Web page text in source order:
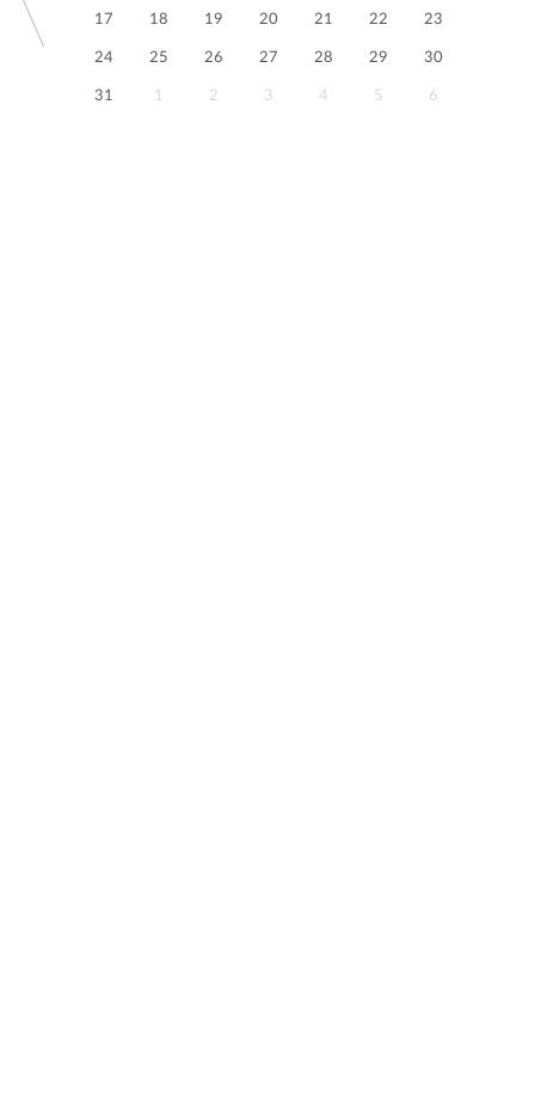
17 18 19 20 21 22 23
24 25 26 27 28 29 30
31 1 2 3 4 5 6